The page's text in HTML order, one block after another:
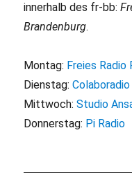
innerhalb des fr-bb:
Brandenburg.
Montag: Freies
Dienstag:Colaboradio
Mittwoch:Studio
Donnerstag: Pi Radio